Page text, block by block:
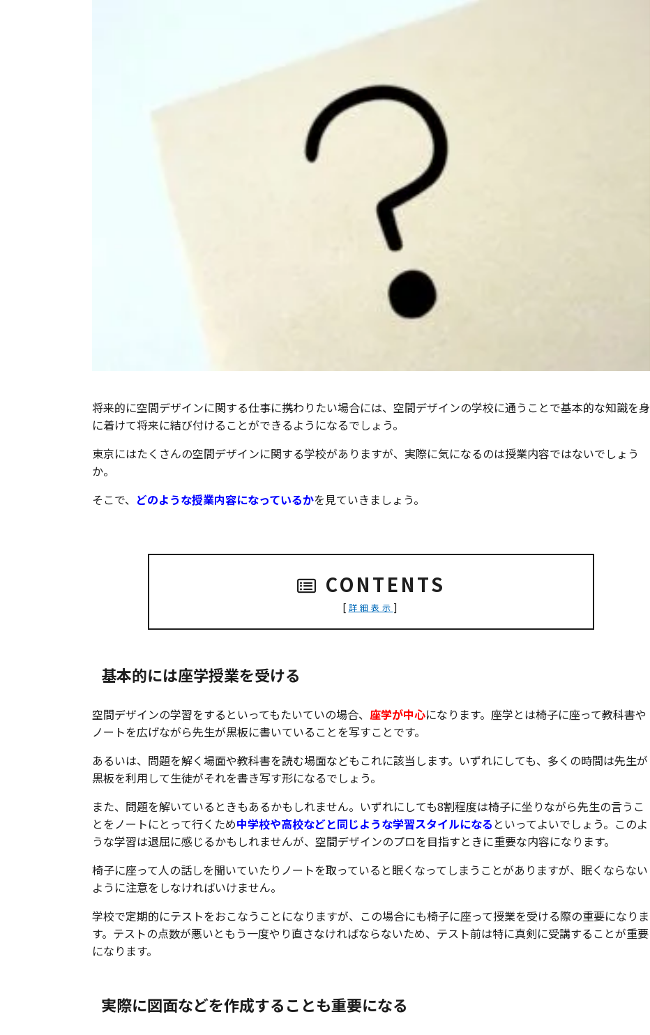
将来的に空間デザインに関する仕事に携わりたい場合には、空間デザインの学校に通うことで基本的な知識を身
に着けて将来に結び付けることができるようになるでしょう。
東京にはたくさんの空間デザインに関する学校がありますが、実際に気になるのは授業内容ではないでしょう
か。
そこで、 どのような授業内容になっているかを見ていきましょう。
CONTENTS
[ 詳細表示 ]
基本的には座学授業を受ける
空間デザインの学習をするといってもたいていの場合、 座学が中心になります。座学とは椅子に座って教科書や
ノートを広げながら先生が黒板に書いていることを写すことです。
あるいは、問題を解く場面や教科書を読む場面などもこれに該当します。いずれにしても、多くの時間は先生が
黒板を利用して生徒がそれを書き写す形になるでしょう。
また、問題を解いているときもあるかもしれません。いずれにしても8割程度は椅子に坐りながら先生の言うこ
とをノートにとって行くため中学校や高校などと同じような学習スタイルになる といってよいでしょう。このよ
うな学習は退屈に感じるかもしれませんが、空間デザインのプロを目指すときに重要な内容になります。
椅子に座って人の話しを聞いていたりノートを取っていると眠くなってしまうことがありますが、眠くならない
ように注意をしなければいけません。
学校で定期的にテストをおこなうことになりますが、この場合にも椅子に座って授業を受ける際の重要になりま
す。テストの点数が悪いともう一度やり直さなければならないため、テスト前は特に真剣に受講することが重要
になります。
実際に図面などを作成することも重要になる